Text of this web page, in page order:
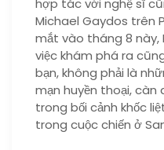
hợp tác với nghệ sĩ
Michael Gaydos trên
mắt vào tháng 8 này,
việc khám phá ra
bạn, không phải là
mạn huyền thoại,
trong bối cảnh khốc
trong cuộc chiến ở